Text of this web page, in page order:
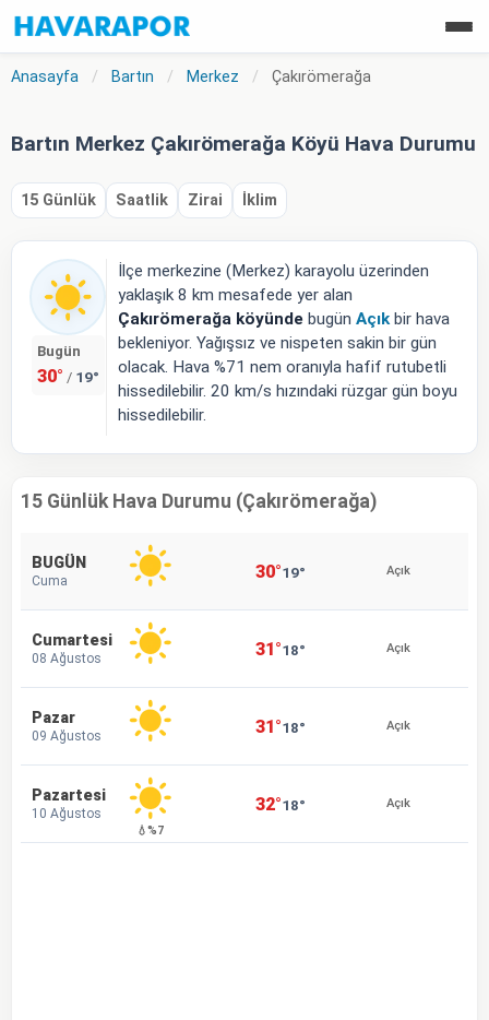
Anasayfa / Bartın / Merkez / Çakırömerağa
Bartın Merkez Çakırömerağa Köyü Hava Durumu
15 Günlük Saatlik Zirai İklim
Bugün
30° / 19°
İlçe merkezine (Merkez) karayolu üzerinden
yaklaşık 8 km mesafede yer alan
Çakırömerağa köyünde bugün Açıkbir hava
bekleniyor. Yağışsız ve nispeten sakin bir gün
olacak. Hava %71 nem oranıyla hafif rutubetli
hissedilebilir. 20 km/s hızındaki rüzgar gün boyu
hissedilebilir.
15 Günlük Hava Durumu (Çakırömerağa)
BUGÜN
Cuma 30°19° Açık
Cumartesi
08 Ağustos 31°18° Açık
Pazar
09 Ağustos 31°18° Açık
Pazartesi
10 Ağustos
💧%7
32°18° Açık